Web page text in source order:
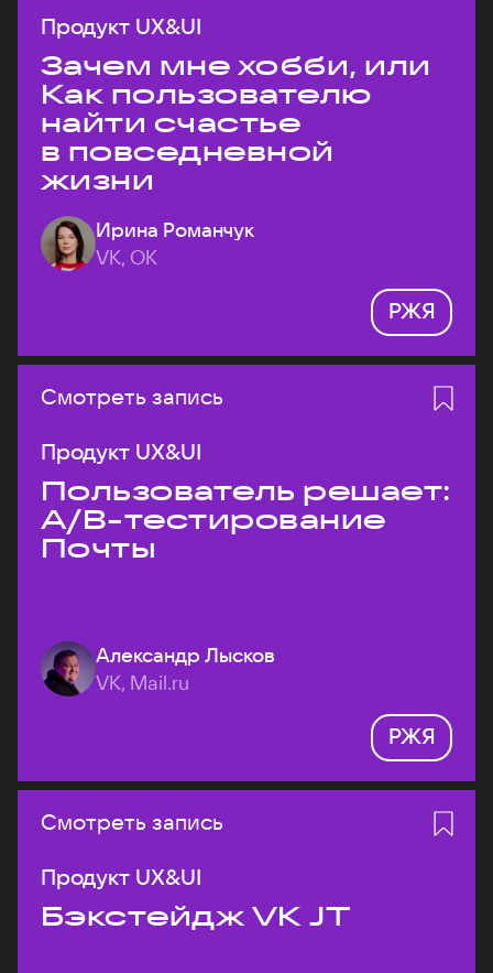
Продукт UX&UI
Зачем мне хобби, или
Как пользователю
найти счастье
в повседневной
жизни
Ирина Романчук
VK, ОК
РЖЯ
Смотреть запись
Продукт UX&UI
Пользователь решает:
A/B-тестирование
Почты
Александр Лысков
VK, Mail.ru
РЖЯ
Смотреть запись
Продукт UX&UI
Бэкстейдж VK JT